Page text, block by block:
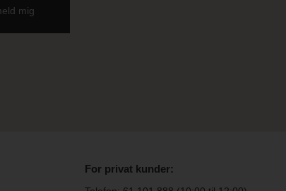
For privat kunder: